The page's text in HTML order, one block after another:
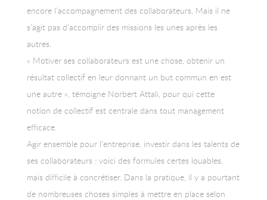
encore l’accompagnement des collaborateurs. Mais il ne
s’agit pas d’accomplir des missions les unes après les
autres.
« Motiver ses collaborateurs est une chose, obtenir un
résultat collectif en leur donnant un but commun en est
une autre », témoigne Norbert Attali, pour qui cette
notion de collectif est centrale dans tout management
efficace.
Agir ensemble pour l’entreprise, investir dans les talents de
ses collaborateurs : voici des formules certes louables,
mais difficile à concrétiser. Dans la pratique, il y a pourtant
de nombreuses choses simples à mettre en place selon